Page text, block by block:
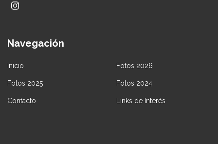
Navegación
Inicio Fotos 2026
Fotos 2025 Fotos 2024
Contacto Links de Interés